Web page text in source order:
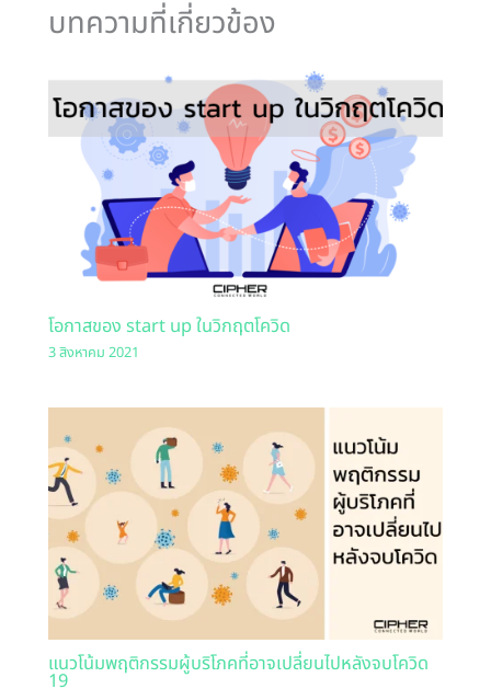
บทความที่เกี่ยวข้อง
โอกาสของ start up ในวิกฤตโควิด
3 สิงหาคม 2021
แนวโน้มพฤติกรรมผู้บริโภคที่อาจเปลี่ยนไปหลังจบโควิด
19